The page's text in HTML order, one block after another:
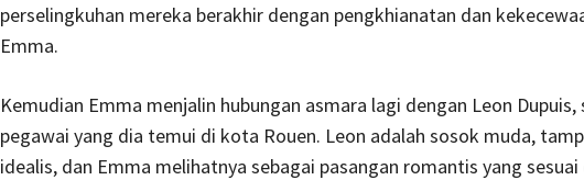
perselingkuhan mereka berakhir dengan pengkhianatan dan
Emma.
Kemudian Emma menjalin hubungan asmara lagi dengan Leon Dupuis,
pegawai yang dia temui di kota Rouen. Leon adalah sosok muda,
idealis, dan Emma melihatnya sebagai pasangan romantis yang sesuai